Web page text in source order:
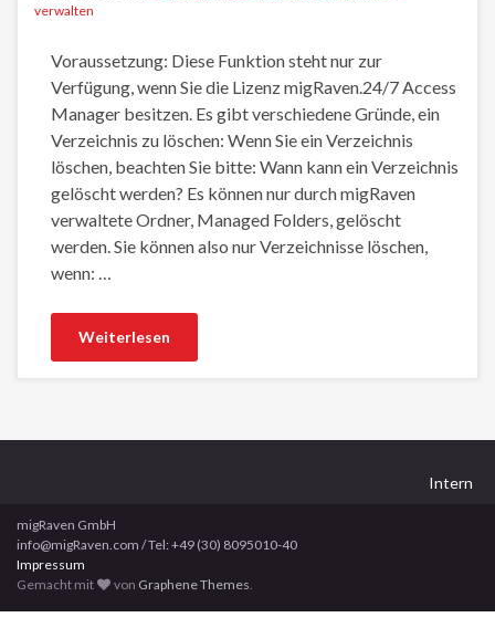
verwalten
Voraussetzung: Diese Funktion steht nur zur
Verfügung, wenn Sie die Lizenz migRaven.24/7 Access
Manager besitzen. Es gibt verschiedene Gründe, ein
Verzeichnis zu löschen: Wenn Sie ein Verzeichnis
löschen, beachten Sie bitte: Wann kann ein Verzeichnis
gelöscht werden? Es können nur durch migRaven
verwaltete Ordner, Managed Folders, gelöscht
werden. Sie können also nur Verzeichnisse löschen,
wenn: …
Weiterlesen
Intern
migRaven GmbH
info@migRaven.com / Tel: +49 (30) 8095010-40
Impressum
Gemacht mit
von Graphene Themes